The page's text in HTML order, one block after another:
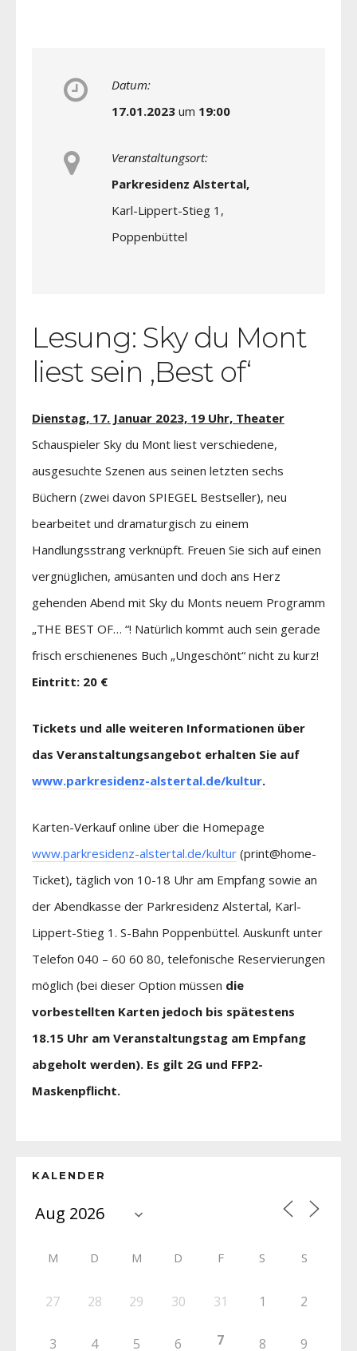
Datum:
17.01.2023 um 19:00
Veranstaltungsort:
Parkresidenz Alstertal,
Karl-Lippert-Stieg 1,
Poppenbüttel
Lesung: Sky du Mont
liest sein ‚Best of‘
Dienstag, 17. Januar 2023, 19 Uhr, Theater
Schauspieler Sky du Mont liest verschiedene,
ausgesuchte Szenen aus seinen letzten sechs
Büchern (zwei davon SPIEGEL Bestseller), neu
bearbeitet und dramaturgisch zu einem
Handlungsstrang verknüpft. Freuen Sie sich auf einen
vergnüglichen, amüsanten und doch ans Herz
gehenden Abend mit Sky du Monts neuem Programm
„THE BEST OF… “! Natürlich kommt auch sein gerade
frisch erschienenes Buch „Ungeschönt“ nicht zu kurz!
Eintritt: 20 €
Tickets und alle weiteren Informationen über
das Veranstaltungsangebot erhalten Sie auf
www.parkresidenz-alstertal.de/kultur.
Karten-Verkauf online über die Homepage
www.parkresidenz-alstertal.de/kultur (print@home-
Ticket), täglich von 10-18 Uhr am Empfang sowie an
der Abendkasse der Parkresidenz Alstertal, Karl-
Lippert-Stieg 1. S-Bahn Poppenbüttel. Auskunft unter
Telefon 040 – 60 60 80, telefonische Reservierungen
möglich (bei dieser Option müssen die
vorbestellten Karten jedoch bis spätestens
18.15 Uhr am Veranstaltungstag am Empfang
abgeholt werden). Es gilt 2G und FFP2-
Maskenpflicht.
KALENDER
M D M D F S S
27 28 29 30 31 1 2
3 4 5 6 7 8 9